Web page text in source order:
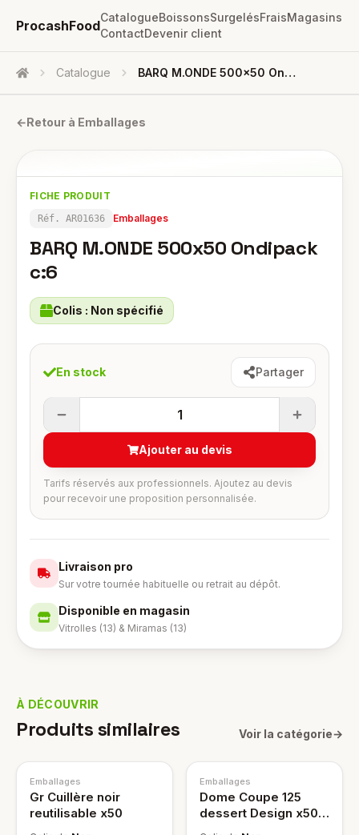
ProcashFood
CatalogueBoissonsSurgelésFraisMagasins
ContactDevenir client
Accueil Catalogue BARQ M.ONDE 500x50 Ondipack C:6
←Retour à Emballages
FICHE PRODUIT
Réf. AR01636 Emballages
BARQ M.ONDE 500x50 Ondipack
c:6
Colis : Non spécifié
En stock Partager
1
Ajouter au devis
Tarifs réservés aux professionnels. Ajoutez au devis
pour recevoir une proposition personnalisée.
Livraison pro
Sur votre tournée habituelle ou retrait au dépôt.
Disponible en magasin
Vitrolles (13) & Miramas (13)
À DÉCOUVRIR
Produits similaires Voir la catégorie→
Emballages
Gr Cuillère noir
reutilisable x50
Emballages
Dome Coupe 125
dessert Design x50